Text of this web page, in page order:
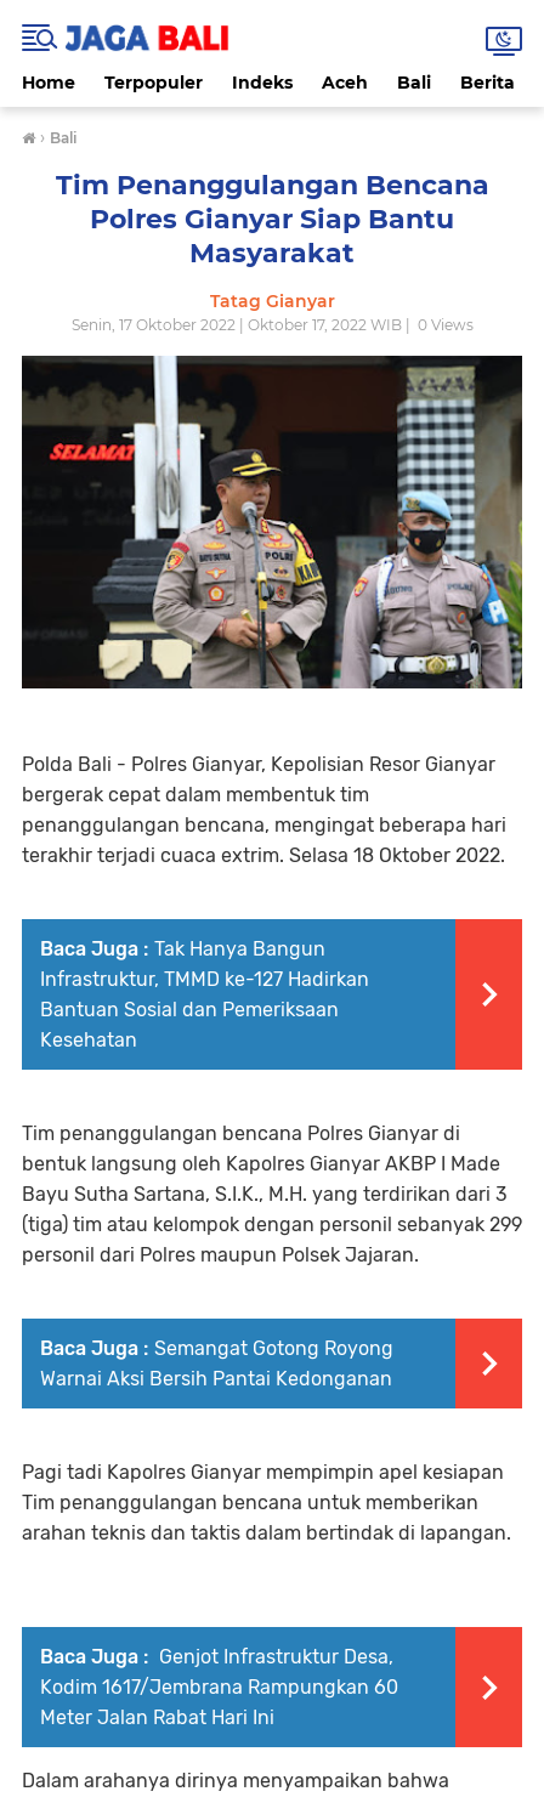
Home Terpopuler Indeks Aceh Bali Berita
› Bali
Tim Penanggulangan Bencana
Polres Gianyar Siap Bantu
Masyarakat
Tatag Gianyar
Senin, 17 Oktober 2022 | Oktober 17, 2022 WIB | 0Views
Polda Bali - Polres Gianyar, Kepolisian Resor Gianyar
bergerak cepat dalam membentuk tim
penanggulangan bencana, mengingat beberapa hari
terakhir terjadi cuaca extrim. Selasa 18 Oktober 2022.
Baca Juga : Tak Hanya Bangun
Infrastruktur, TMMD ke-127 Hadirkan
Bantuan Sosial dan Pemeriksaan
Kesehatan
Tim penanggulangan bencana Polres Gianyar di
bentuk langsung oleh Kapolres Gianyar AKBP I Made
Bayu Sutha Sartana, S.I.K., M.H. yang terdirikan dari 3
(tiga) tim atau kelompok dengan personil sebanyak 299
personil dari Polres maupun Polsek Jajaran.
Baca Juga : Semangat Gotong Royong
Warnai Aksi Bersih Pantai Kedonganan
Pagi tadi Kapolres Gianyar mempimpin apel kesiapan
Tim penanggulangan bencana untuk memberikan
arahan teknis dan taktis dalam bertindak di lapangan.
Baca Juga : Genjot Infrastruktur Desa,
Kodim 1617/Jembrana Rampungkan 60
Meter Jalan Rabat Hari Ini
Dalam arahanya dirinya menyampaikan bahwa